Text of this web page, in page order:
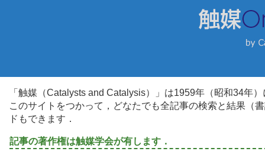
「触媒（Catalysts and Catalysis）」は1959年（昭和34年
このサイトをつかって，どなたでも全記事の検索と結果（
ドもできます．
記事の著作権は触媒学会が有します．